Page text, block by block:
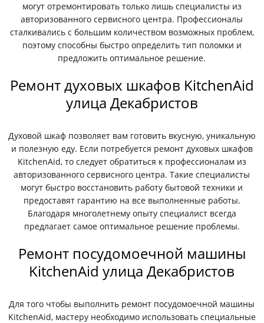
могут отремонтировать только лишь специалисты из
авторизованного сервисного центра. Профессионалы
сталкивались с большим количеством возможных проблем,
поэтому способны быстро определить тип поломки и
предложить оптимальное решение.
Ремонт духовых шкафов KitchenAid
улица Декабристов
Духовой шкаф позволяет вам готовить вкусную, уникальную
и полезную еду. Если потребуется ремонт духовых шкафов
KitchenAid, то следует обратиться к профессионалам из
авторизованного сервисного центра. Такие специалисты
могут быстро восстановить работу бытовой техники и
предоставят гарантию на все выполненные работы.
Благодаря многолетнему опыту специалист всегда
предлагает самое оптимальное решение проблемы.
Ремонт посудомоечной машины
KitchenAid улица Декабристов
Для того чтобы выполнить ремонт посудомоечной машины
KitchenAid, мастеру необходимо использовать специальные